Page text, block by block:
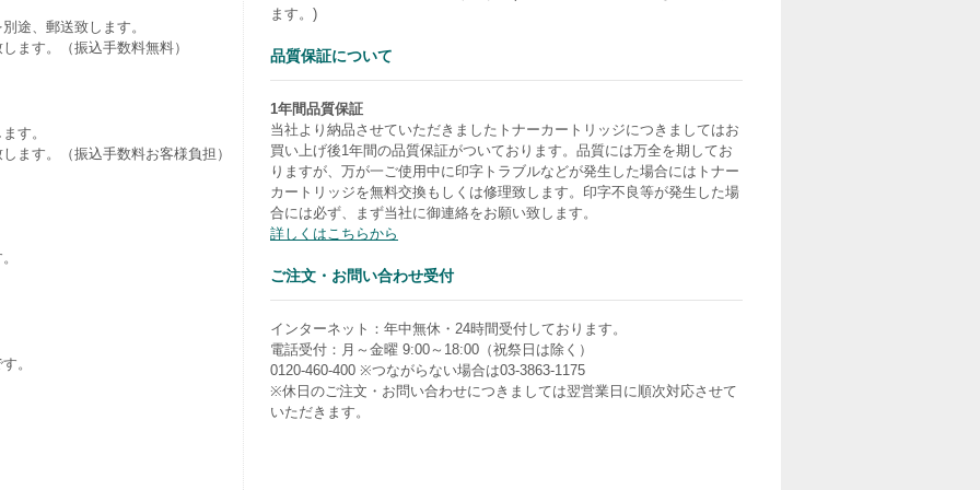
途、郵送致します。
ます。（振込手数料無料）
す。
ます。（振込手数料お客様負担）
。
ます。)
品質保証について
1年間品質保証
当社より納品させていただきましたトナーカートリッジにつきましてはお
買い上げ後1年間の品質保証がついております。品質には万全を期してお
りますが、万が一ご使用中に印字トラブルなどが発生した場合にはトナー
カートリッジを無料交換もしくは修理致します。印字不良等が発生した場
合には必ず、まず当社に御連絡をお願い致します。
詳しくはこちらから
ご注文・お問い合わせ受付
インターネット：年中無休・24時間受付しております。
電話受付：月～金曜 9:00～18:00（祝祭日は除く）
0120-460-400 ※つながらない場合は03-3863-1175
※休日のご注文・お問い合わせにつきましては翌営業日に順次対応させて
いただきます。